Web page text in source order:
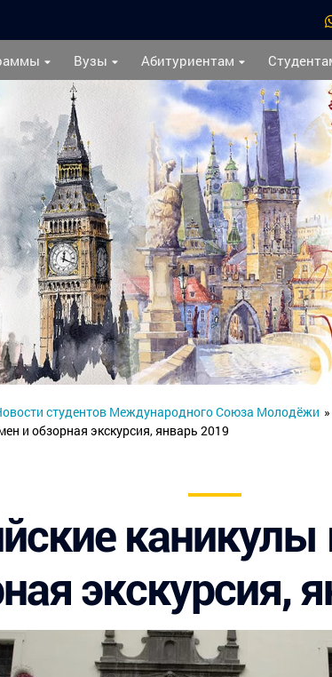
Вузы Абитуриентам
студентов Международного Союза Молодёжи »
и обзорная экскурсия, январь 2019
экскурсия,